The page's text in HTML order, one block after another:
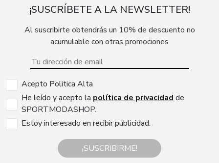
¡SUSCRÍBETE A LA NEWSLETTER!
Al suscribirte obtendrás un 10% de descuento no
acumulable con otras promociones
Acepto Politica Alta
He leído y acepto la política de privacidad de
SPORTMODASHOP.
Estoy interesado en recibir publicidad.
¡SUSCRIBIRME!